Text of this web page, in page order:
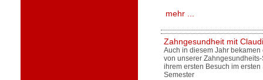
mehr ...
Zahngesundheit mit
Auch in diesem Jahr
von unserer
ihrem ersten Besuch im
Semester